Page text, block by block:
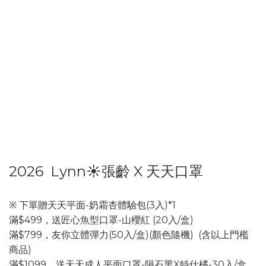
2026 Lynn☀️張齡 X 天天口罩
※ 下單贈天天平面-奶霜杏體驗包(3入)*1
滿$499，送匠心魚型口罩-山櫻紅 (20入/盒)
滿$799，友你立體彈力(50入/盒)(顏色隨機) (含以上門檻
商品)